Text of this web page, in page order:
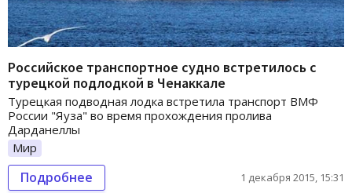
Российское транспортное судно встретилось с
турецкой подлодкой в Ченаккале
Турецкая подводная лодка встретила транспорт ВМФ
России "Яуза" во время прохождения пролива
Дарданеллы
Мир
Подробнее 1 декабря 2015, 15:31